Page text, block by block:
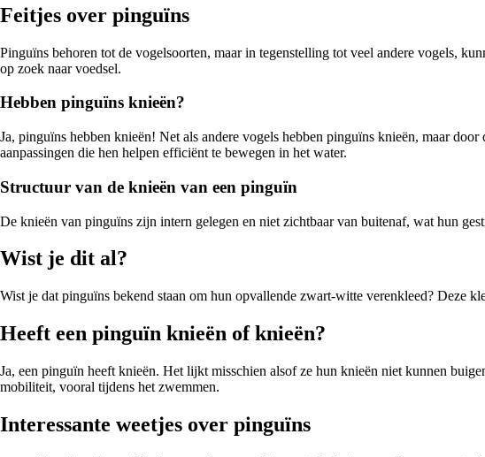
Feitjes over pinguïns
Pinguïns behoren tot de vogelsoorten, maar in tegenstelling tot veel andere vogels,
op zoek naar voedsel.
Hebben pinguïns knieën?
Ja, pinguïns hebben knieën! Net als andere vogels hebben pinguïns knieën, maar
aanpassingen die hen helpen efficiënt te bewegen in het water.
Structuur van de knieën van een pinguïn
De knieën van pinguïns zijn intern gelegen en niet zichtbaar van buitenaf, wat hun
Wist je dit al?
Wist je dat pinguïns bekend staan om hun opvallende zwart-witte verenkleed? Deze
Heeft een pinguïn knieën of knieën?
Ja, een pinguïn heeft knieën. Het lijkt misschien alsof ze hun knieën niet kunnen
mobiliteit, vooral tijdens het zwemmen.
Interessante weetjes over pinguïns